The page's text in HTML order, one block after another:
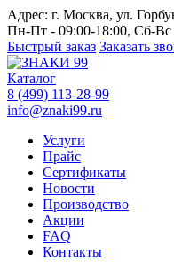
Адрес: г. Москва, ул.
Пн-Пт - 09:00-18:00, Сб-Вс
Быстрый заказ Заказать
Каталог
8 (499) 113-28-99
info@znaki99.ru
Услуги
Прайс
Сертификаты
Новости
Производство
Акции
FAQ
Контакты